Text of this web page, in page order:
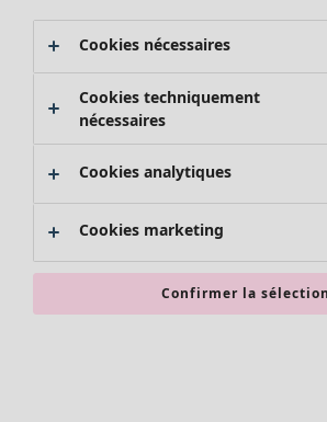
Promos SOLDES
Les promos de Gudrun Sjödén
Nouvel arrivage
Bonnes affaires en soldes - jusqu'à -70
Cookies nécessaires
Cookies techniquement
nécessaires
Cookies analytiques
Cookies marketing
Confirmer la sélection